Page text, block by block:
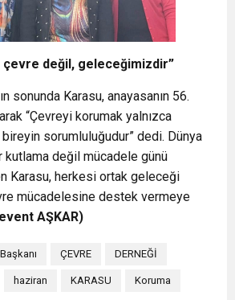
çevre değil, geleceğimizdir”
sonunda Karasu, anayasanın 56.
“Çevreyi korumak yalnızca
sorumluluğudur” dedi. Dünya
kutlama değil mücadele günü
Karasu, herkesi ortak geleceği
mücadelesine destek vermeye
AŞKAR)
Başkanı ÇEVRE DERNEĞİ
haziran KARASU Koruma